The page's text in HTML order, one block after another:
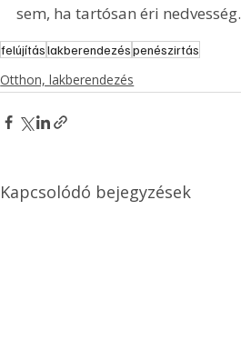
sem, ha tartósan éri nedvesség.
felújításlakberendezéspenészirtás
Otthon, lakberendezés
Kapcsolódó bejegyzések